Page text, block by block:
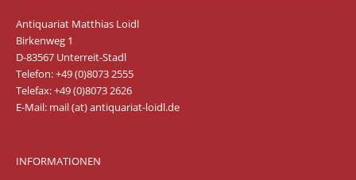
Antiquariat Matthias Loidl
Birkenweg 1
D-83567 Unterreit-Stadl
Telefon: +49 (0)8073 2555
Telefax: +49 (0)8073 2626
E-Mail: mail (at) antiquariat-loidl.de
INFORMATIONEN